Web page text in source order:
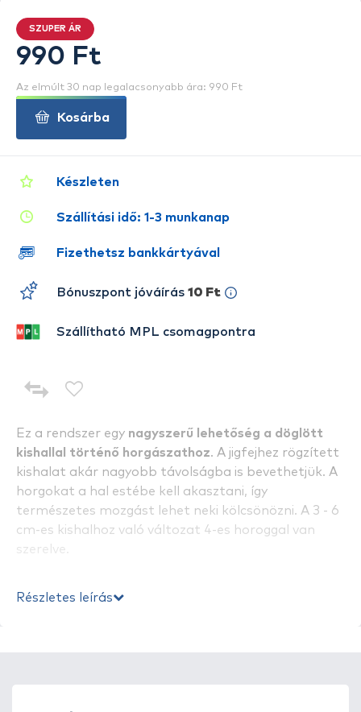
Ez a rendszer egy nagyszerű lehetőség a döglött
kishallal történő horgászathoz. A jigfejhez rögzített
kishalat akár nagyobb távolságba is bevethetjük. A
horgokat a hal estébe kell akasztani, így
természetes mozgást lehet neki kölcsönözni. A 3 - 6
cm-es kishalhoz való változat 4-es horoggal van
szerelve.
Részletes leírás
Készleten
Szállítási idő: 1-3 munkanap
Fizethetsz bankkártyával
Bónuszpont jóváírás 10 Ft
Szállítható MPL csomagpontra
SZUPER ÁR
990 Ft
Az elmúlt 30 nap legalacsonyabb ára: 990 Ft
Kosárba